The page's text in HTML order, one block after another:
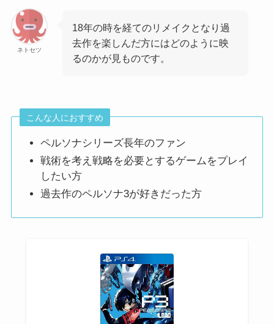
ネトセツ
18年の時を経てのリメイクとなり過
去作を楽しんだ方にはどのように映
るのかが見ものです。
こんな人におすすめ
ペルソナシリーズ長年のファン
戦術を考え戦略を必要とするゲームをプレイ
したい方
過去作のペルソナ3が好きだった方